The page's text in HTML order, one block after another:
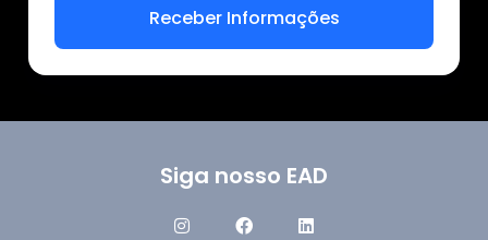
Receber Informações
Siga nosso EAD